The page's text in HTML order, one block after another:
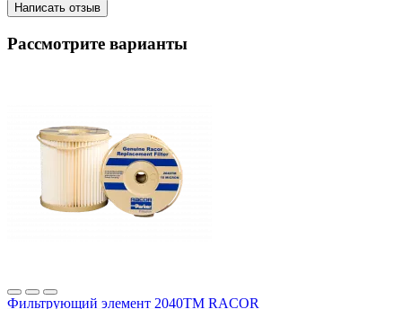
Написать отзыв
Рассмотрите варианты
Фильтрующий элемент 2040TM RACOR